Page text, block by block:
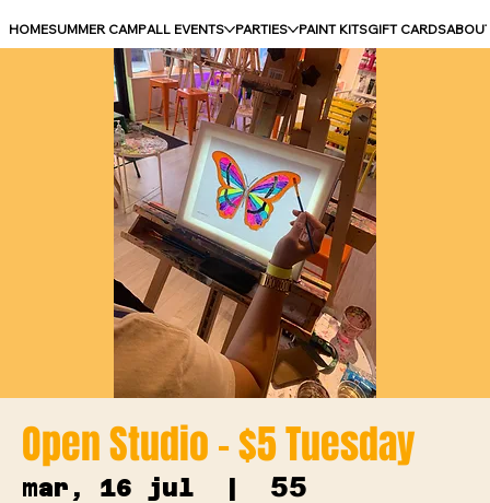
HOMESUMMER CAMPALL EVENTS PARTIES PAINT KITSGIFT CARDS
Open Studio - $5 Tuesday
mar, 16 jul
  |
55